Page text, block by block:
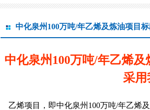
中化泉州100万吨/年乙烯及炼油项目
中化泉州100万吨/年乙烯
采用
乙烯项目，即中化泉州100万吨/年乙烯